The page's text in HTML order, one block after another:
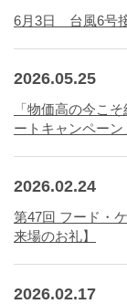
6月3日 台風6号
2026.05.25
「物価高の今こ
ートキャンペー
2026.02.24
第47回 フード・
来場のお礼】
2026.02.17